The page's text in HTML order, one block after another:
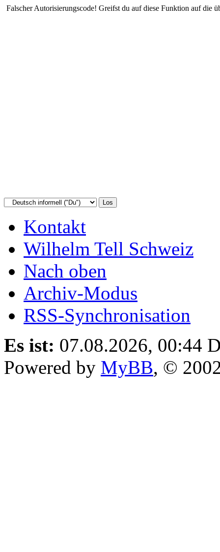
Falscher Autorisierungscode! Greifst du auf diese Funktion auf die
Kontakt
Wilhelm Tell Schweiz
Nach oben
Archiv-Modus
RSS-Synchronisation
Es ist: 07.08.2026, 00:44
Powered by MyBB, ©